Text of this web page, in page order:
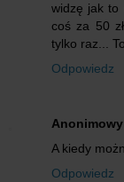
widzę jak to
coś za 50
tylko raz...
Odpowiedz
Anonimowy
A kiedy
Odpowiedz